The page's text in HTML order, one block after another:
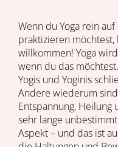
Wenn du Yoga rein
praktizieren
willkommen! Yoga
wenn du das
Yogis und Yoginis
Andere wiederum
Entspannung,
sehr lange
Aspekt – und das ist